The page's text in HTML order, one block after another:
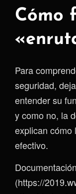
Cómo
Para
seguridad,
entender su
y como no, la
explican cómo
efectivo.
(https://